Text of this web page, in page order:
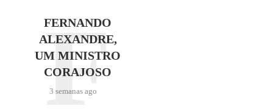
FERNANDO
ALEXANDRE,
UM MINISTRO
CORAJOSO
3 semanas ago
F